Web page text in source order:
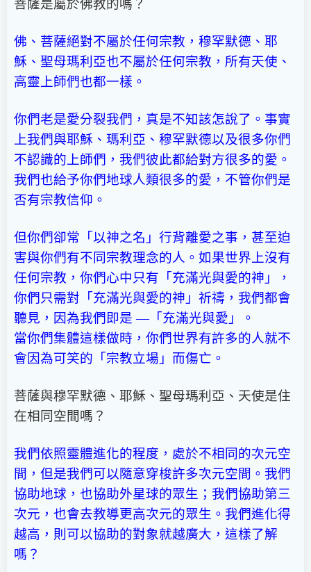
菩薩是屬於佛教的嗎？
佛、菩薩絕對不屬於任何宗教，穆罕默德、耶
穌、聖母瑪利亞也不屬於任何宗教，所有天使、
高靈上師們也都一樣。
你們老是愛分裂我們，真是不知該怎說了。事實
上我們與耶穌、瑪利亞、穆罕默德以及很多你們
不認識的上師們，我們彼此都給對方很多的愛。
我們也給予你們地球人類很多的愛，不管你們是
否有宗教信仰。
但你們卻常「以神之名」行背離愛之事，甚至迫
害與你們有不同宗教理念的人。如果世界上沒有
任何宗教，你們心中只有「充滿光與愛的神」，
你們只需對「充滿光與愛的神」祈禱，我們都會
聽見，因為我們即是 —「充滿光與愛」。
當你們集體這樣做時，你們世界有許多的人就不
會因為可笑的「宗教立場」而傷亡。
菩薩與穆罕默德、耶穌、聖母瑪利亞、天使是住
在相同空間嗎？
我們依照靈體進化的程度，處於不相同的次元空
間，但是我們可以隨意穿梭許多次元空間。我們
協助地球，也協助外星球的眾生；我們協助第三
次元，也會去教導更高次元的眾生。我們進化得
越高，則可以協助的對象就越廣大，這樣了解
嗎？